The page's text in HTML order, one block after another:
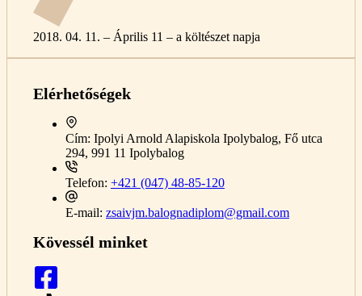
2018. 04. 11. – Április 11 – a költészet napja
Elérhetőségek
Cím: Ipolyi Arnold Alapiskola Ipolybalog, Fő utca
294, 991 11 Ipolybalog
Telefon: +421 (047) 48-85-120
E-mail: zsaivjm.balognadiplom@gmail.com
Kövessél minket